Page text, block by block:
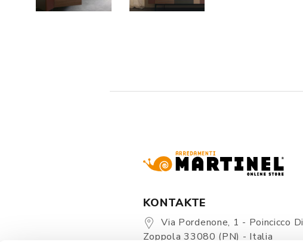
KONTAKTE
Via Pordenone, 1 - Poincicco Di
Zoppola 33080 (PN) - Italia